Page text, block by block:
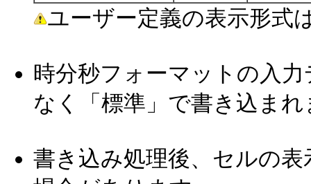
ユーザー定義の表示形式
時分秒フォーマットの入
なく「標準」で書き込まれ
書き込み処理後、セルの